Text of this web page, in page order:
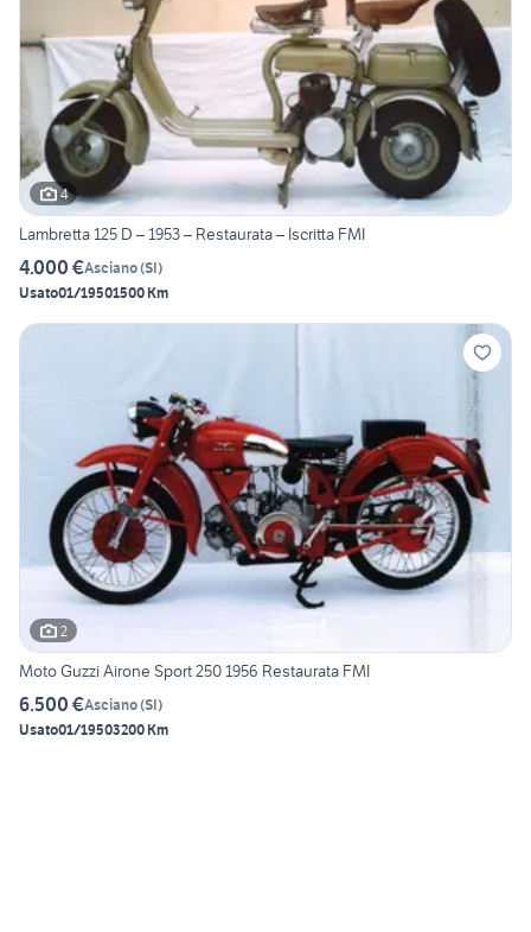
4
Lambretta 125 D – 1953 – Restaurata – Iscritta FMI
4.000 €Asciano(SI)
Usato01/19501500 Km
2
Moto Guzzi Airone Sport 250 1956 Restaurata FMI
6.500 €Asciano(SI)
Usato01/19503200 Km